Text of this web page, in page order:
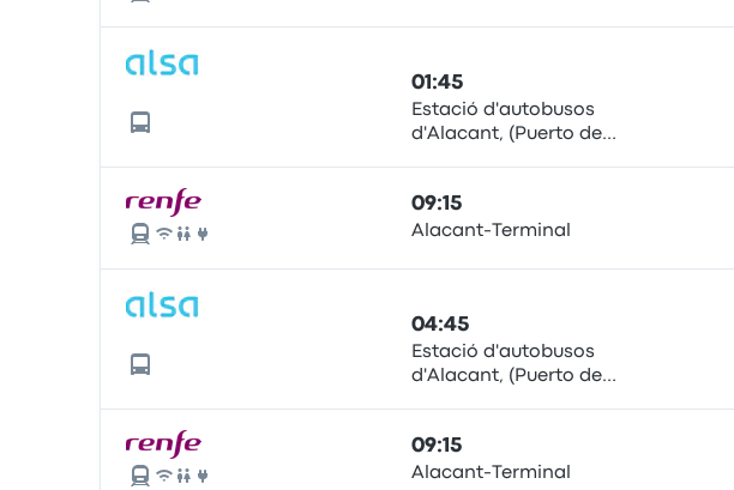
01:45
Estació d'autobusos
d'Alacant, (Puerto de
09:15
Alacant-Terminal
04:45
Estació d'autobusos
d'Alacant, (Puerto de
09:15
Alacant-Terminal